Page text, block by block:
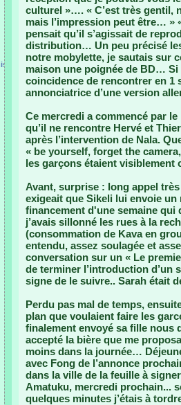
migrantscene
culturel »…. « C’est très gentil,
mais l’impression peut être… »
pensait qu’il s’agissait de
distribution… Un peu précisé
notre mobylette, je sautais sur
maison une poignée de BD… Si
coincidence de rencontrer en 1
annonciatrice d’une version
Ce mercredi a commencé par
qu’il ne rencontre Hervé et
après l’intervention de Nala.
« be yourself, forget the
les garçons étaient visiblement
Avant, surprise : long appel
exigeait que Sikeli lui envoie
financement d'une semaine qui
j’avais sillonné les rues à la
(consommation de Kava en
entendu, assez soulagée et
conversation sur un « Le
de terminer l’introduction d’un
signe de le suivre.. Sarah était
Perdu pas mal de temps,
plan que voulaient faire les
finalement envoyé sa fille nous
accepté la bière que me
moins dans la journée…
avec Fong de l’annonce
dans la ville de la feuille à
Amatuku, mercredi prochain...
quelques minutes j’étais à